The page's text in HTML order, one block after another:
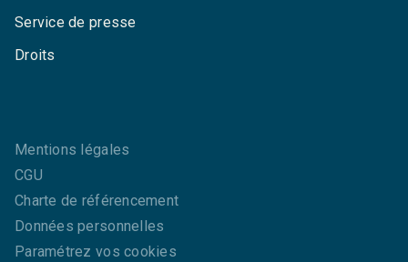
Service de presse
Droits
Mentions légales
CGU
Charte de référencement
Données personnelles
Paramétrez vos cookies